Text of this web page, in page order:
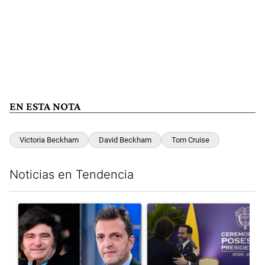
EN ESTA NOTA
Victoria Beckham David Beckham Tom Cruise
Noticias en Tendencia
Un artículo de tendencia con el título "Los gobernadores
Un artículo de tendencia con